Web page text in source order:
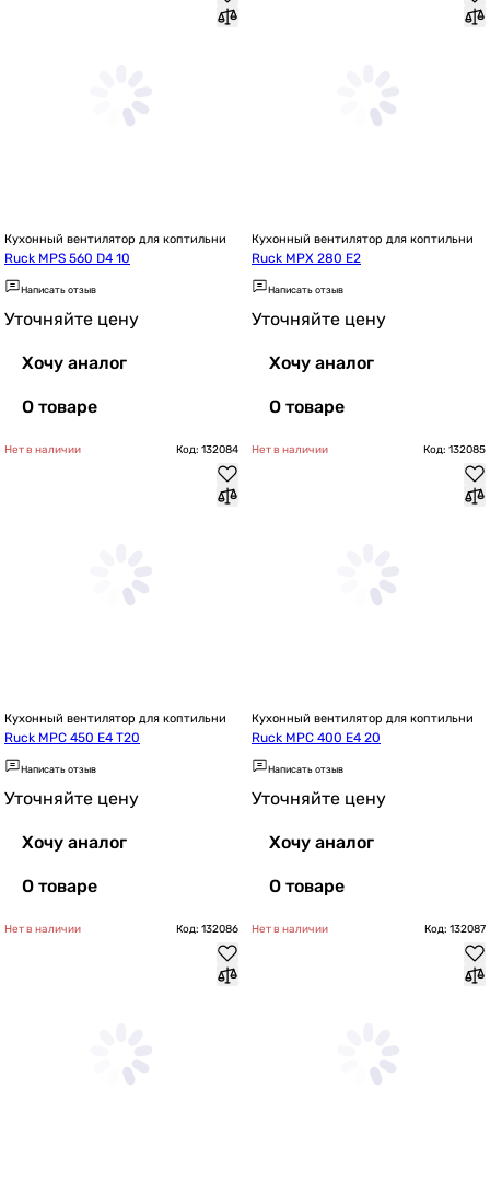
Кухонный вентилятор для коптильни
Ruck MPS 560 D4 10
Написать отзыв
Уточняйте цену
Хочу аналог
О товаре
Кухонный вентилятор для коптильни
Ruck MPX 280 E2
Написать отзыв
Уточняйте цену
Хочу аналог
О товаре
Нет в наличии Код: 132084
Кухонный вентилятор для коптильни
Ruck MPC 450 E4 T20
Написать отзыв
Уточняйте цену
Хочу аналог
О товаре
Нет в наличии Код: 132085
Кухонный вентилятор для коптильни
Ruck MPC 400 E4 20
Написать отзыв
Уточняйте цену
Хочу аналог
О товаре
Нет в наличии Код: 132086 Нет в наличии Код: 132087